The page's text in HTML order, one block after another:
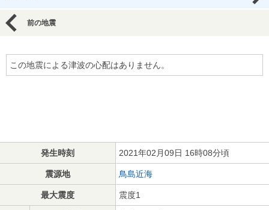
前の地震
この地震による津波の心配はありません。
発生時刻 2021年02月09日 16時08分頃
震源地 鳥島近海
最大震度 震度1